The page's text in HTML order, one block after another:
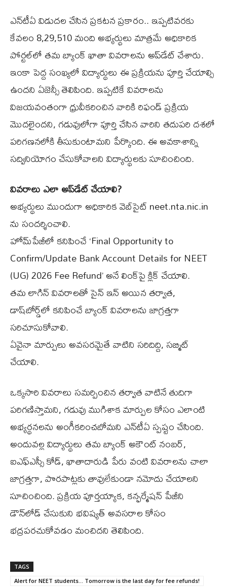
ఎన్‌టీఏ విడుదల చేసిన ప్రకటన ప్రకారం.. ఇప్పటివరకు
కేవలం 8,29,510 మంది అభ్యర్థులు మాత్రమే అధికారిక
పోర్టల్‌లో తమ బ్యాంక్ ఖాతా వివరాలను అప్‌డేట్ చేశారు.
ఇంకా పెద్ద సంఖ్యలో విద్యార్థులు ఈ ప్రక్రియను పూర్తి చేయాల్సి
ఉందని ఏజెన్సీ తెలిపింది. ఇప్పటికే వివరాలను
విజయవంతంగా ధ్రువీకరించిన వారికి రిఫండ్ ప్రక్రియ
మొదలైందని, గడువులోగా పూర్తి చేసిన వారిని తదుపరి దశలో
పరిగణనలోకి తీసుకుంటామని పేర్కొంది. ఈ అవకాశాన్ని
సద్వినియోగం చేసుకోవాలని విద్యార్థులకు సూచించింది.
వివరాలు ఎలా అప్‌డేట్ చేయాలి?
అభ్యర్థులు ముందుగా అధికారిక వెబ్‌సైట్ neet.nta.nic.in
ను సందర్శించాలి.
హోమ్‌పేజీలో కనిపించే ‘Final Opportunity to
Confirm/Update Bank Account Details for NEET
(UG) 2026 Fee Refund’ అనే లింక్‌పై క్లిక్ చేయాలి.
తమ లాగిన్ వివరాలతో సైన్‌ ఇన్ అయిన తర్వాత,
డాష్‌బోర్డ్‌లో కనిపించే బ్యాంక్ వివరాలను జాగ్రత్తగా
సరిచూసుకోవాలి.
ఏవైనా మార్పులు అవసరమైతే వాటిని సరిదిద్ది, సబ్మిట్
చేయాలి.
ఒక్కసారి వివరాలు సమర్పించిన తర్వాత వాటినే తుదిగా
పరిగణిస్తామని, గడువు ముగిశాక మార్పుల కోసం ఎలాంటి
అభ్యర్థనలను అంగీకరించబోమని ఎన్‌టీఏ స్ప‌ష్టం చేసింది.
అందువల్ల విద్యార్థులు తమ బ్యాంక్ అకౌంట్ నంబర్,
ఐఎఫ్ఎస్సీ కోడ్, ఖాతాదారుడి పేరు వంటి వివరాలను చాలా
జాగ్రత్తగా, పొరపాట్లకు తావులేకుండా నమోదు చేయాలని
సూచించింది. ప్రక్రియ పూర్తయ్యాక, కన్ఫర్మేషన్ పేజీని
డౌన్‌లోడ్ చేసుకుని భవిష్యత్ అవసరాల కోసం
భద్రపరచుకోవడం మంచిదని తెలిపింది.
TAGS
Alert for NEET students... Tomorrow is the last day for fee refunds!